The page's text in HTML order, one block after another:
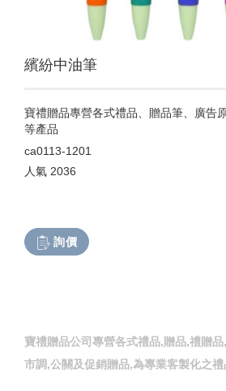
繽紛中油筆
寶禮贈品專營各式禮品、贈品筆、廣告
等產品
ca0113-1201
人氣 2036
詢價
寶禮贈品公司專營各式禮品,贈品,禮贈
市調,公關及促銷贈品,為專業客製化之禮